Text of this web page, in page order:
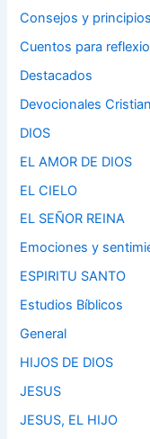
Consejos y principios
Cuentos para
Destacados
Devocionales
DIOS
EL AMOR DE DIOS
EL CIELO
EL SEÑOR REINA
Emociones y
ESPIRITU SANTO
Estudios Bíblicos
General
HIJOS DE DIOS
JESUS
JESUS, EL HIJO